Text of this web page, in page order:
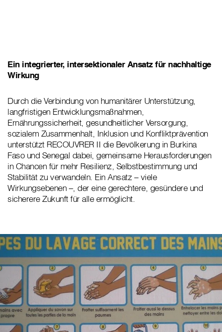
Ein integrierter, intersektionaler Ansatz für nachhaltige
Wirkung
Durch die Verbindung von humanitärer Unterstützung,
langfristigen Entwicklungsmaßnahmen,
Ernährungssicherheit, gesundheitlicher Versorgung,
sozialem Zusammenhalt, Inklusion und Konfliktprävention
unterstützt RECOUVRER II die Bevölkerung in Burkina
Faso und Senegal dabei, gemeinsame Herausforderungen
in Chancen für mehr Resilienz, Selbstbestimmung und
Stabilität zu verwandeln. Ein Ansatz – viele
Wirkungsebenen –, der eine gerechtere, gesündere und
sicherere Zukunft für alle ermöglicht.